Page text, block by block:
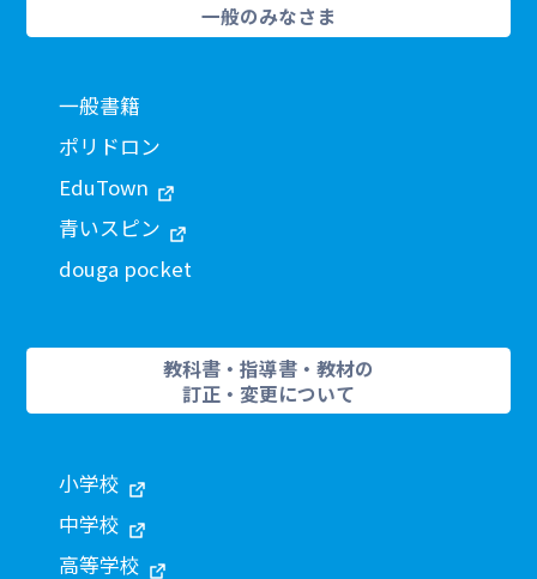
一般のみなさま
一般書籍
ポリドロン
EduTown
青いスピン
douga pocket
教科書・指導書・教材の
訂正・変更について
小学校
中学校
高等学校